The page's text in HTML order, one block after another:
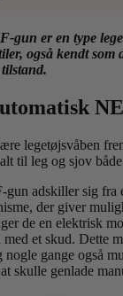
gun er en type
også kendt som
legetøjsvåben
til leg og sjov
gun adskiller sig fra
der giver
de en elektrisk
et skud. Dette
nogle gange også
skulle genlade